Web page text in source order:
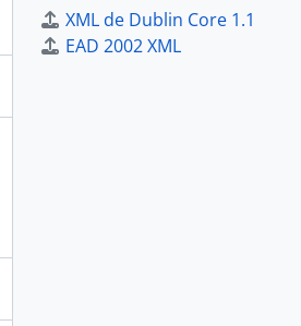
XML de Dublin Core 1.1
EAD 2002 XML